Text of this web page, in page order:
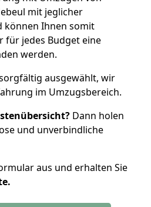
mit jeglicher
können Ihnen somit
für jedes Budget eine
werden.
ausgewählt, wir
im Umzugsbereich.
Dann holen
und unverbindliche
aus und erhalten Sie